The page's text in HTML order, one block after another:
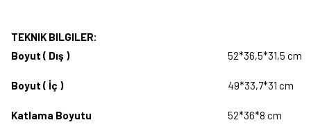
TEKNIK BILGILER:
Boyut ( Dış )
52*36,5*31,5 cm
Boyut ( İç ) 49*33,7*31 cm
Katlama Boyutu 52*36*8 cm